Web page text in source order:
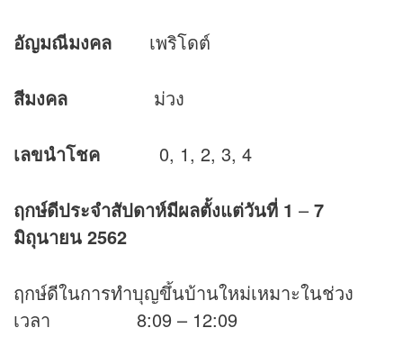
อัญมณีมงคล เพริโดต์
สีมงคล ม่วง
เลขนำโชค 0, 1, 2, 3, 4
ฤกษ์ดีประจำสัปดาห์มีผลตั้งแต่วันที่ 1 – 7
มิถุนายน 2562
ฤกษ์ดีในการทำบุญขึ้นบ้านใหม่เหมาะในช่วง
เวลา 8:09 – 12:09